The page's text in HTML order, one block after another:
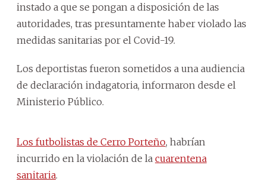
instado a que se pongan a disposición de las
autoridades, tras presuntamente haber violado las
medidas sanitarias por el Covid-19.
Los deportistas fueron sometidos a una audiencia
de declaración indagatoria, informaron desde el
Ministerio Público.
Los futbolistas de Cerro Porteño, habrían
incurrido en la violación de la cuarentena
sanitaria.